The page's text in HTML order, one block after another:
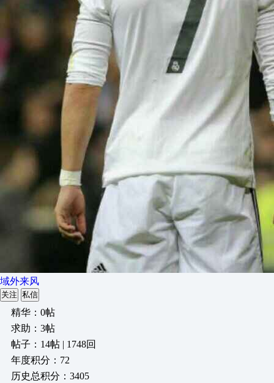
域外来风
关注 私信
精华：0帖
求助：3帖
帖子：14帖 | 1748回
年度积分：72
历史总积分：3405